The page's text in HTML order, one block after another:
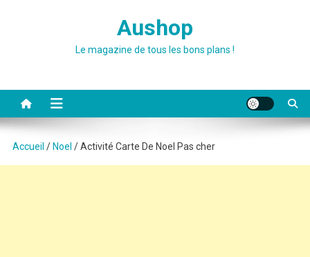
Aushop
Le magazine de tous les bons plans !
Accueil / Noel / Activité Carte De Noel Pas cher